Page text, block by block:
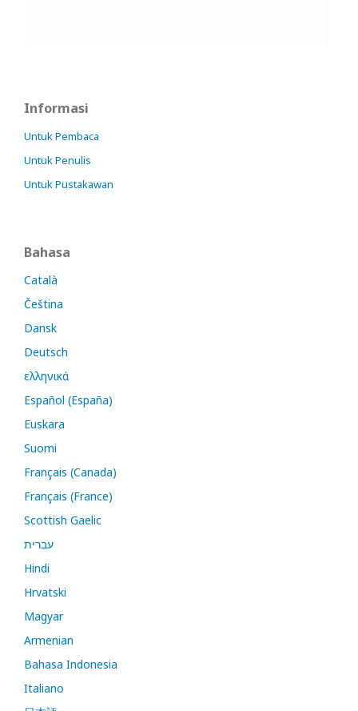
Informasi
Untuk Pembaca
Untuk Penulis
Untuk Pustakawan
Bahasa
Català
Čeština
Dansk
Deutsch
ελληνικά
Español (España)
Euskara
Suomi
Français (Canada)
Français (France)
Scottish Gaelic
עברית
Hindi
Hrvatski
Magyar
Armenian
Bahasa Indonesia
Italiano